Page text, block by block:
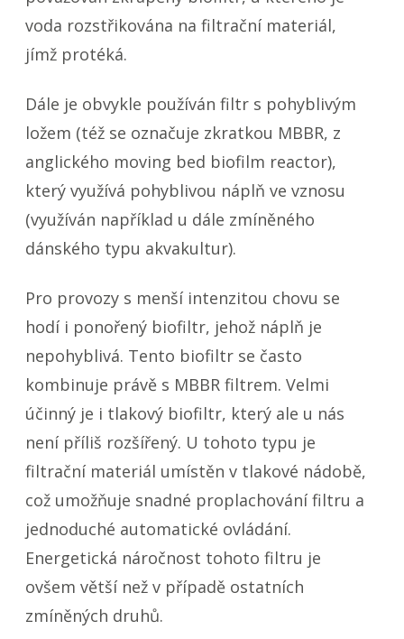
voda rozstřikována na filtrační materiál,
jímž protéká.
Dále je obvykle používán filtr s pohyblivým
ložem (též se označuje zkratkou MBBR, z
anglického moving bed biofilm reactor),
který využívá pohyblivou náplň ve vznosu
(využíván například u dále zmíněného
dánského typu akvakultur).
Pro provozy s menší intenzitou chovu se
hodí i ponořený biofiltr, jehož náplň je
nepohyblivá. Tento biofiltr se často
kombinuje právě s MBBR filtrem. Velmi
účinný je i tlakový biofiltr, který ale u nás
není příliš rozšířený. U tohoto typu je
filtrační materiál umístěn v tlakové nádobě,
což umožňuje snadné proplachování filtru a
jednoduché automatické ovládání.
Energetická náročnost tohoto filtru je
ovšem větší než v případě ostatních
zmíněných druhů.